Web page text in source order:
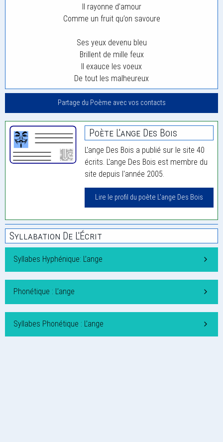
Il rayonne d’amour
Comme un fruit qu’on savoure
Ses yeux devenu bleu
Brillent de mille feux
Il exauce les voeux
De tout les malheureux
Partage du Poème avec vos contacts
Poète L'ange Des Bois
L'ange Des Bois a publié sur le site 40
écrits. L'ange Des Bois est membre du
site depuis l'année 2005.
Lire le profil du poète L'ange Des Bois
Syllabation De L'Écrit
Syllabes Hyphénique: L’ange
Phonétique : L’ange
Syllabes Phonétique : L’ange